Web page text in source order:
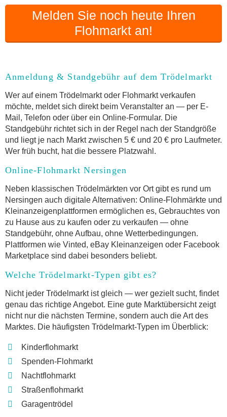
Flohmarkt-Termin melden
Melden Sie noch heute Ihren
Flohmarkt an!
Anmeldung & Standgebühr auf dem Trödelmarkt
Wer auf einem Trödelmarkt oder Flohmarkt verkaufen
möchte, meldet sich direkt beim Veranstalter an — per E-
Mail, Telefon oder über ein Online-Formular. Die
Standgebühr richtet sich in der Regel nach der Standgröße
und liegt je nach Markt zwischen 5 € und 20 € pro Laufmeter.
Wer früh bucht, hat die bessere Platzwahl.
Online-Flohmarkt Nersingen
Neben klassischen Trödelmärkten vor Ort gibt es rund um
Nersingen auch digitale Alternativen: Online-Flohmärkte und
Kleinanzeigenplattformen ermöglichen es, Gebrauchtes von
zu Hause aus zu kaufen oder zu verkaufen — ohne
Standgebühr, ohne Aufbau, ohne Wetterbedingungen.
Plattformen wie Vinted, eBay Kleinanzeigen oder Facebook
Marketplace sind dabei besonders beliebt.
Welche Trödelmarkt-Typen gibt es?
Nicht jeder Trödelmarkt ist gleich — wer gezielt sucht, findet
genau das richtige Angebot. Eine gute Marktübersicht zeigt
nicht nur die nächsten Termine, sondern auch die Art des
Marktes. Die häufigsten Trödelmarkt-Typen im Überblick:
Kinderflohmarkt
Spenden-Flohmarkt
Nachtflohmarkt
Straßenflohmarkt
Garagentrödel